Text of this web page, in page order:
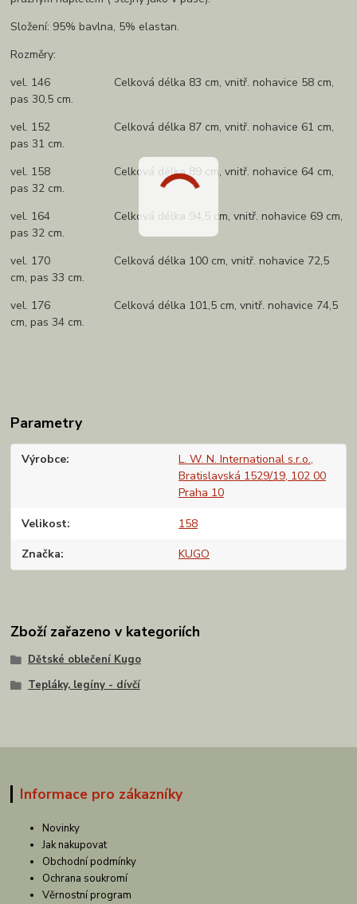
Složení: 95% bavlna, 5% elastan.
Rozměry:
vel. 146 Celková délka 83 cm, vnitř. nohavice 58 cm,
pas 30,5 cm.
vel. 152 Celková délka 87 cm, vnitř. nohavice 61 cm,
pas 31 cm.
vel. 158 Celková délka 89 cm, vnitř. nohavice 64 cm,
pas 32 cm.
vel. 164 Celková délka 94,5 cm, vnitř. nohavice 69 cm,
pas 32 cm.
vel. 170 Celková délka 100 cm, vnitř. nohavice 72,5
cm, pas 33 cm.
vel. 176 Celková délka 101,5 cm, vnitř. nohavice 74,5
cm, pas 34 cm.
Parametry
Výrobce
L. W. N. International s.r.o.,
Bratislavská 1529/19, 102 00
Praha 10
Velikost 158
Značka KUGO
Zboží zařazeno v kategoriích
Dětské oblečení Kugo
Tepláky, legíny - dívčí
Informace pro zákazníky
Novinky
Jak nakupovat
Obchodní podmínky
Ochrana soukromí
Věrnostní program